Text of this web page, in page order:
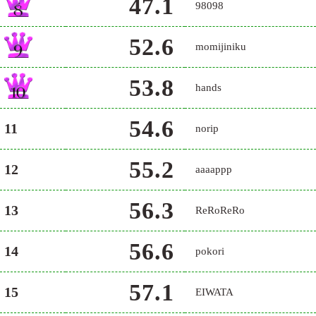
47.1 98098
52.6 momijiniku
53.8 hands
11 54.6 norip
12 55.2 aaaappp
13 56.3 ReRoReRo
14 56.6 pokori
15 57.1 EIWATA